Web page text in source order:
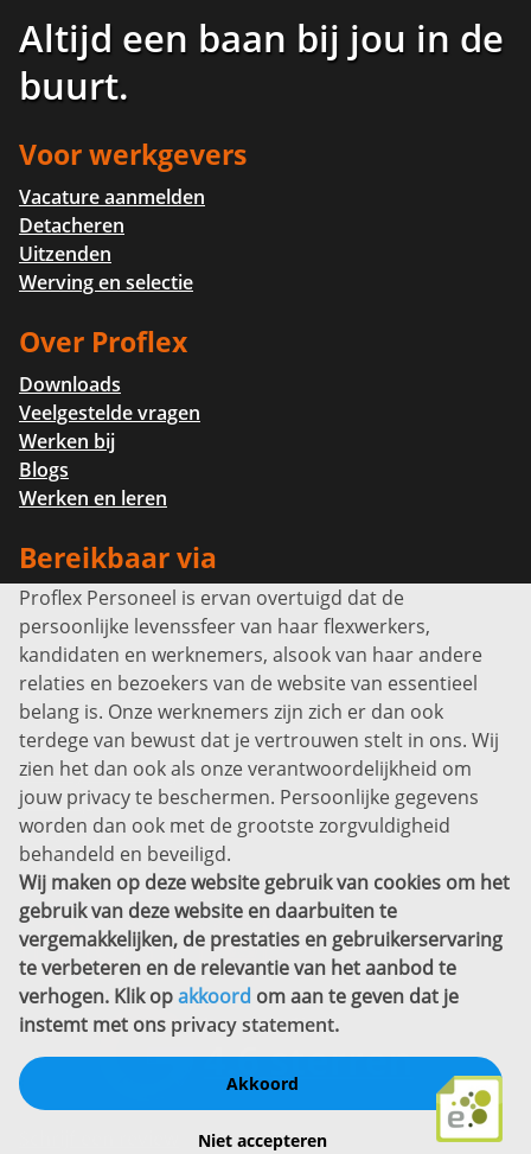
Altijd een baan bij jou in de
buurt.
Voor werkgevers
Vacature aanmelden
Detacheren
Uitzenden
Werving en selectie
Over Proflex
Downloads
Veelgestelde vragen
Werken bij
Blogs
Werken en leren
Bereikbaar via
Info@proflexpersoneel.nl
Bel ons:+31 (0)85 0450040
Prins Willem-Alexanderlaan 301
7311 SW Apeldoorn
Disclaimer
Privacyverklaring
Sitemap
Copyright
Bekijk ook eens
Proflex Personeel is ervan overtuigd dat de
persoonlijke levenssfeer van haar flexwerkers,
kandidaten en werknemers, alsook van haar andere
relaties en bezoekers van de website van essentieel
belang is. Onze werknemers zijn zich er dan ook
terdege van bewust dat je vertrouwen stelt in ons. Wij
zien het dan ook als onze verantwoordelijkheid om
jouw privacy te beschermen. Persoonlijke gegevens
worden dan ook met de grootste zorgvuldigheid
behandeld en beveiligd.
Wij maken op deze website gebruik van cookies om het
gebruik van deze website en daarbuiten te
vergemakkelijken, de prestaties en gebruikerservaring
te verbeteren en de relevantie van het aanbod te
verhogen. Klik opakkoord om aan te geven dat je
instemt met ons privacy statement.
Akkoord
Niet accepteren